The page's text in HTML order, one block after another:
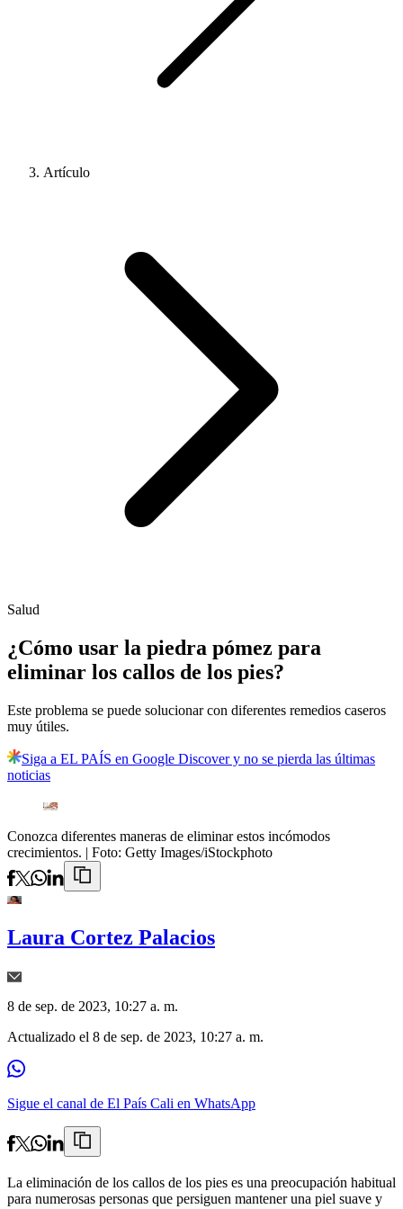
Artículo
Salud
¿Cómo usar la piedra pómez para
eliminar los callos de los pies?
Este problema se puede solucionar con diferentes remedios caseros
muy útiles.
Siga a EL PAÍS en Google Discover y no se pierda las últimas
noticias
Conozca diferentes maneras de eliminar estos incómodos
crecimientos. | Foto: Getty Images/iStockphoto
Laura Cortez Palacios
8 de sep. de 2023, 10:27 a. m.
Actualizado el 8 de sep. de 2023, 10:27 a. m.
Sigue el canal de El País Cali en WhatsApp
La eliminación de los callos de los pies es una preocupación habitual
para numerosas personas que persiguen mantener una piel suave y